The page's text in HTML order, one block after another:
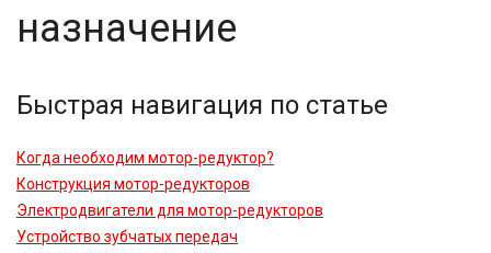
назначение
Быстрая навигация по статье
Когда необходим мотор-редуктор?
Конструкция мотор-редукторов
Электродвигатели для мотор-редукторов
Устройство зубчатых передач